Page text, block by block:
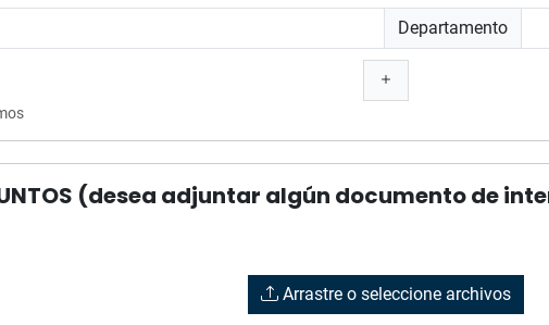
Departamento
(desea adjuntar algún documento de
Arrastre o seleccione archivos